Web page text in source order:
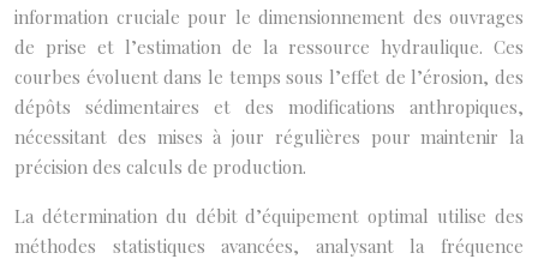
information cruciale pour le dimensionnement des ouvrages
de prise et l’estimation de la ressource hydraulique. Ces
courbes évoluent dans le temps sous l’effet de l’érosion, des
dépôts sédimentaires et des modifications anthropiques,
nécessitant des mises à jour régulières pour maintenir la
précision des calculs de production.
La détermination du débit d’équipement optimal utilise des
méthodes statistiques avancées, analysant la fréquence